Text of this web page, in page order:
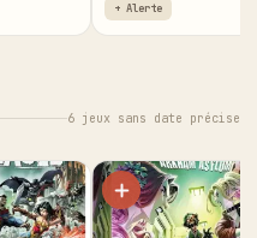
+ Alerte
6 jeux sans date précise